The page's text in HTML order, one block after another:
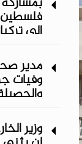
فلسطين
إلى تركيا
مدير
وفيات
والحصيلة
وزير